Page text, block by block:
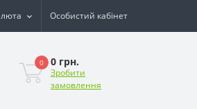
Особистий кабінет
0 0 грн.
Зробити
замовлення